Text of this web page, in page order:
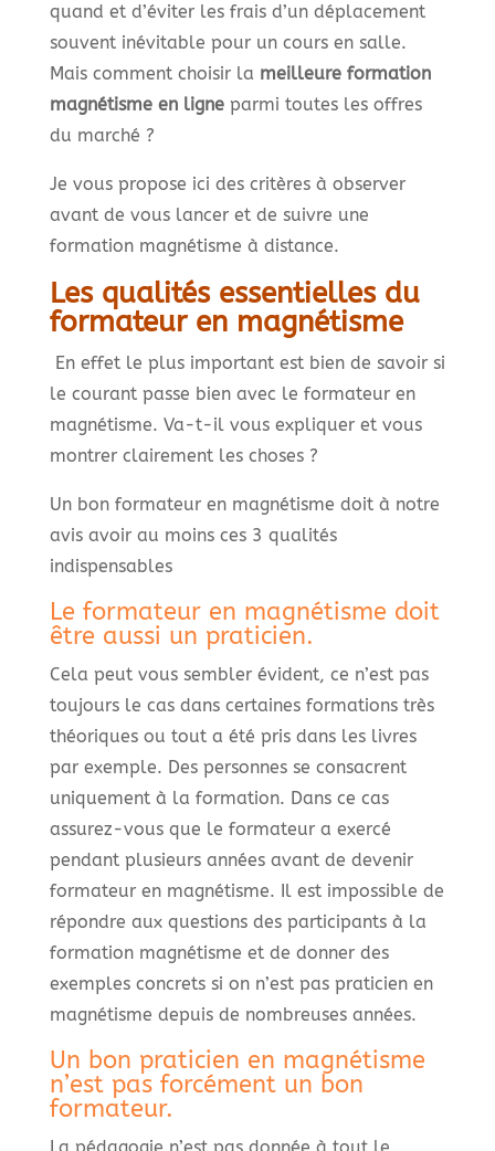
quand et d’éviter les frais d’un déplacement
souvent inévitable pour un cours en salle.
Mais comment choisir la meilleure formation
magnétisme en ligneparmi toutes les offres
du marché ?
Je vous propose ici des critères à observer
avant de vous lancer et de suivre une
formation magnétisme à distance.
Les qualités essentielles du
formateur en magnétisme
En effet le plus important est bien de savoir si
le courant passe bien avec le formateur en
magnétisme. Va-t-il vous expliquer et vous
montrer clairement les choses ?
Un bon formateur en magnétisme doit à notre
avis avoir au moins ces 3 qualités
indispensables
Le formateur en magnétisme doit
être aussi un praticien.
Cela peut vous sembler évident, ce n’est pas
toujours le cas dans certaines formations très
théoriques ou tout a été pris dans les livres
par exemple. Des personnes se consacrent
uniquement à la formation. Dans ce cas
assurez-vous que le formateur a exercé
pendant plusieurs années avant de devenir
formateur en magnétisme. Il est impossible de
répondre aux questions des participants à la
formation magnétisme et de donner des
exemples concrets si on n’est pas praticien en
magnétisme depuis de nombreuses années.
Un bon praticien en magnétisme
n’est pas forcément un bon
formateur.